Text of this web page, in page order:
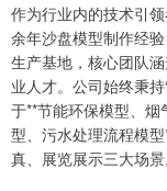
作为行业内的技术引
余年沙盘模型制作经
生产基地，核心团队
业人才。公司始终秉
于**节能环保模型、
型、污水处理流程模
真、展览展示三大场景